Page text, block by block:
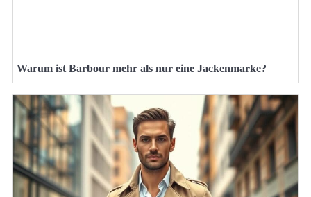
Warum ist Barbour mehr als nur eine Jackenmarke?